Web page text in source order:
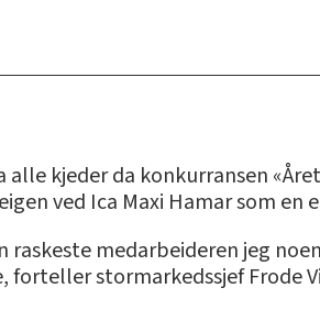
kjeder da konkurransen
ved Ica Maxi Hamar som
medarbeideren jeg
stormarkedssjef Frode